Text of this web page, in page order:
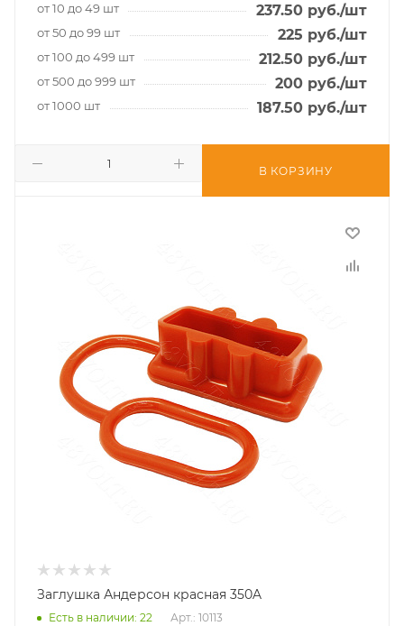
от 10 до 49 шт 237.50 руб./шт
от 50 до 99 шт 225 руб./шт
от 100 до 499 шт 212.50 руб./шт
от 500 до 999 шт 200 руб./шт
от 1000 шт 187.50 руб./шт
В КОРЗИНУ
Заглушка Андерсон красная 350A
Есть в наличии: 22 Арт.: 10113